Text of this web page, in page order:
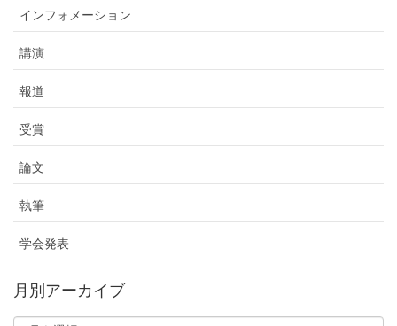
インフォメーション
講演
報道
受賞
論文
執筆
学会発表
月別アーカイブ